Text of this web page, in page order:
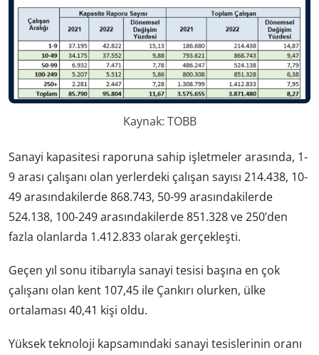
Kaynak: TOBB
Sanayi kapasitesi raporuna sahip işletmeler arasında, 1-
9 arası çalışanı olan yerlerdeki çalışan sayısı 214.438, 10-
49 arasındakilerde 868.743, 50-99 arasındakilerde
524.138, 100-249 arasındakilerde 851.328 ve 250’den
fazla olanlarda 1.412.833 olarak gerçekleşti.
Geçen yıl sonu itibarıyla sanayi tesisi başına en çok
çalışanı olan kent 107,45 ile Çankırı olurken, ülke
ortalaması 40,41 kişi oldu.
Yüksek teknoloji kapsamındaki sanayi tesislerinin oranı